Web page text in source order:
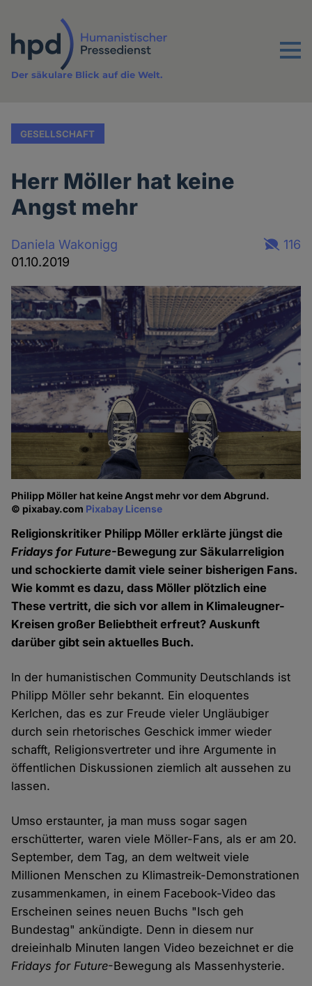
Inhalt
Menu
Der säkulare Blick auf die Welt.
GESELLSCHAFT
Herr Möller hat keine
Angst mehr
Daniela Wakonigg
01.10.2019
116
Philipp Möller hat keine Angst mehr vor dem Abgrund.
© pixabay.com Pixabay License
Religionskritiker Philipp Möller erklärte jüngst die
Fridays for Future-Bewegung zur Säkularreligion
und schockierte damit viele seiner bisherigen Fans.
Wie kommt es dazu, dass Möller plötzlich eine
These vertritt, die sich vor allem in Klimaleugner-
Kreisen großer Beliebtheit erfreut? Auskunft
darüber gibt sein aktuelles Buch.
In der humanistischen Community Deutschlands ist
Philipp Möller sehr bekannt. Ein eloquentes
Kerlchen, das es zur Freude vieler Ungläubiger
durch sein rhetorisches Geschick immer wieder
schafft, Religionsvertreter und ihre Argumente in
öffentlichen Diskussionen ziemlich alt aussehen zu
lassen.
Umso erstaunter, ja man muss sogar sagen
erschütterter, waren viele Möller-Fans, als er am 20.
September, dem Tag, an dem weltweit viele
Millionen Menschen zu Klimastreik-Demonstrationen
zusammenkamen, in einem Facebook-Video das
Erscheinen seines neuen Buchs "Isch geh
Bundestag" ankündigte. Denn in diesem nur
dreieinhalb Minuten langen Video bezeichnet er die
Fridays for Future-Bewegung als Massenhysterie.